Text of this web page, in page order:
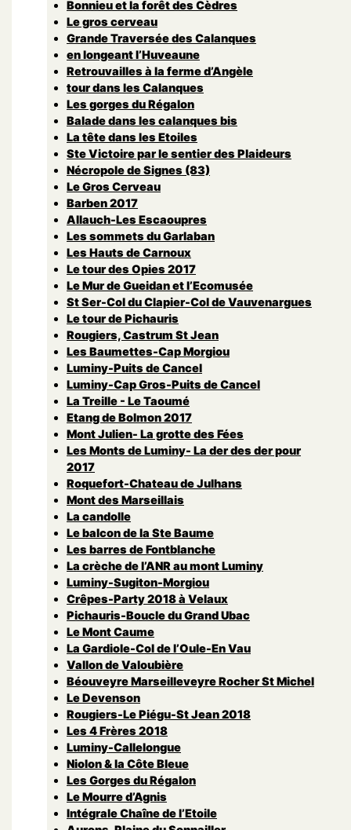
Bonnieu et la forêt des Cèdres
Le gros cerveau
Grande Traversée des Calanques
en longeant l’Huveaune
Retrouvailles à la ferme d’Angèle
tour dans les Calanques
Les gorges du Régalon
Balade dans les calanques bis
La tête dans les Etoiles
Ste Victoire par le sentier des Plaideurs
Nécropole de Signes (83)
Le Gros Cerveau
Barben 2017
Allauch-Les Escaoupres
Les sommets du Garlaban
Les Hauts de Carnoux
Le tour des Opies 2017
Le Mur de Gueidan et l’Ecomusée
St Ser-Col du Clapier-Col de Vauvenargues
Le tour de Pichauris
Rougiers, Castrum St Jean
Les Baumettes-Cap Morgiou
Luminy-Puits de Cancel
Luminy-Cap Gros-Puits de Cancel
La Treille - Le Taoumé
Etang de Bolmon 2017
Mont Julien- La grotte des Fées
Les Monts de Luminy- La der des der pour
2017
Roquefort-Chateau de Julhans
Mont des Marseillais
La candolle
Le balcon de la Ste Baume
Les barres de Fontblanche
La crèche de l’ANR au mont Luminy
Luminy-Sugiton-Morgiou
Crêpes-Party 2018 à Velaux
Pichauris-Boucle du Grand Ubac
Le Mont Caume
La Gardiole-Col de l’Oule-En Vau
Vallon de Valoubière
Béouveyre Marseilleveyre Rocher St Michel
Le Devenson
Rougiers-Le Piégu-St Jean 2018
Les 4 Frères 2018
Luminy-Callelongue
Niolon & la Côte Bleue
Les Gorges du Régalon
Le Mourre d’Agnis
Intégrale Chaîne de l’Etoile